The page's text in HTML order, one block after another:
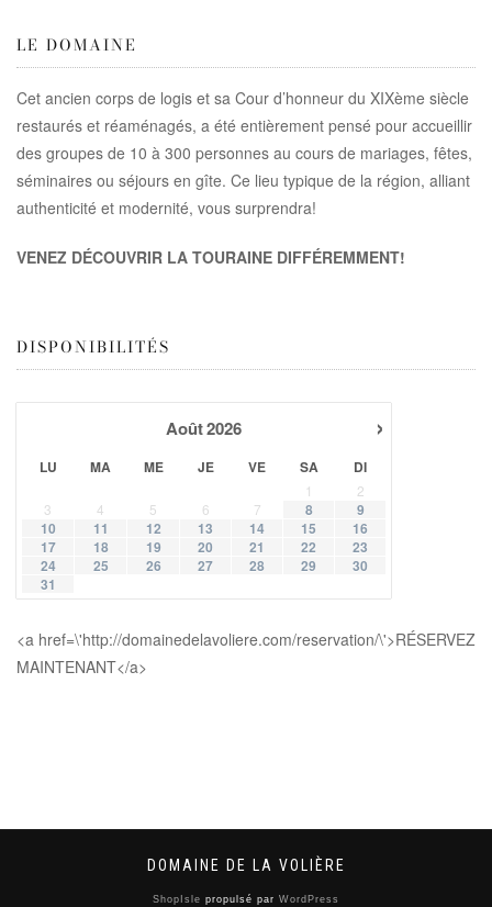
LE DOMAINE
Cet ancien corps de logis et sa Cour d’honneur du XIXème siècle
restaurés et réaménagés, a été entièrement pensé pour accueillir
des groupes de 10 à 300 personnes au cours de mariages, fêtes,
séminaires ou séjours en gîte. Ce lieu typique de la région, alliant
authenticité et modernité, vous surprendra!
VENEZ DÉCOUVRIR LA TOURAINE DIFFÉREMMENT!
DISPONIBILITÉS
›
Août2026
LU MA ME JE VE SA DI
1
2
3
4 5 6 7 8
9
10
11 12 13 14 15
16
17
18 19 20 21 22
23
24
25 26 27 28 29
30
31
<a href=\'http://domainedelavoliere.com/reservation/\'>RÉSERVEZ
MAINTENANT</a>
DOMAINE DE LA VOLIÈRE
ShopIsle propulsé par WordPress